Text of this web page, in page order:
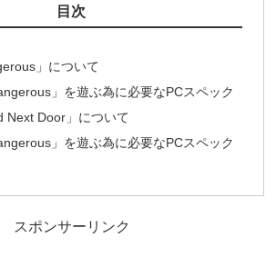
目次
」について
」を遊ぶ為に必要なPCスペック
Next Door」について
」を遊ぶ為に必要なPCスペック
スポンサーリンク